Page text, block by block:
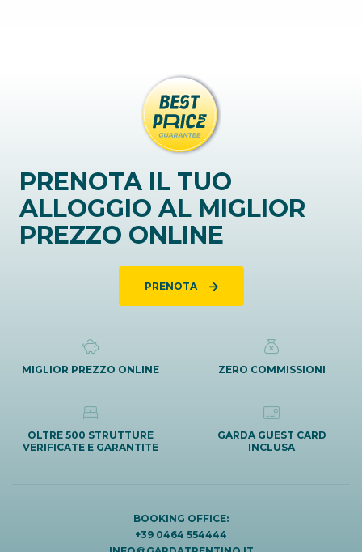
PRENOTA IL TUO
ALLOGGIO AL MIGLIOR
PREZZO ONLINE
PRENOTA
MIGLIOR PREZZO ONLINE ZERO COMMISSIONI
OLTRE 500 STRUTTURE
VERIFICATE E GARANTITE
GARDA GUEST CARD
INCLUSA
BOOKING OFFICE:
+39 0464 554444